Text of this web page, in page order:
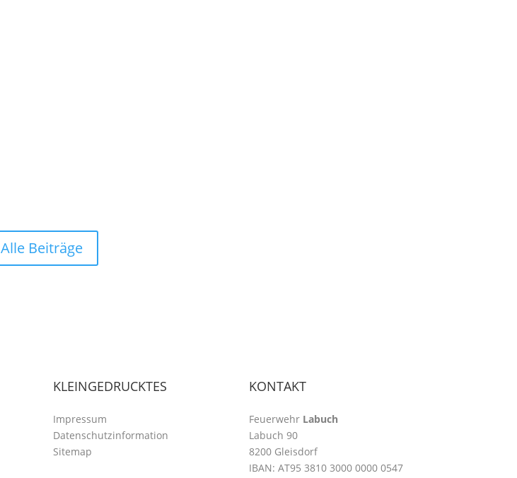
Alle Beiträge
KLEINGEDRUCKTES
Impressum
Datenschutzinformation
Sitemap
KONTAKT
Feuerwehr Labuch
Labuch 90
8200 Gleisdorf
IBAN: AT95 3810 3000 0000 0547